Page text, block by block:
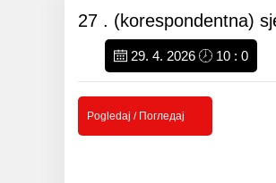
27 . (korespondentna)
29. 4. 2026 10 : 0
Pogledaj / Погледај